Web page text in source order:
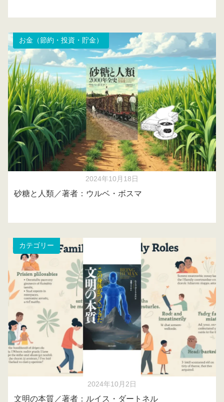
お金（節約・投資・貯金）
2024年10月18日
砂糖と人類／著者：ウルベ・ボスマ
カテゴリー
2024年10月2日
文明の本質／著者：ルイス・ダートネル